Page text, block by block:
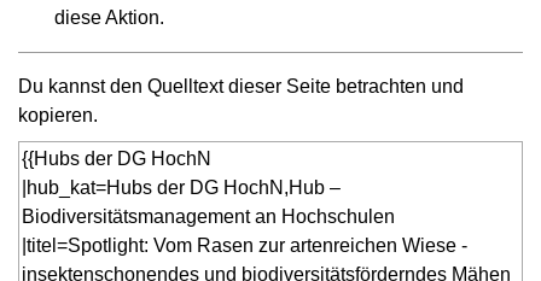
diese Aktion.
Du kannst den Quelltext dieser Seite betrachten und
kopieren.